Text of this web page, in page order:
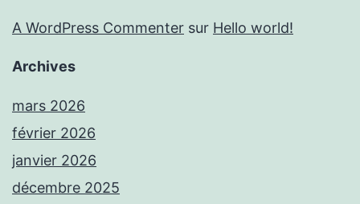
A WordPress Commenter sur Hello world!
Archives
mars 2026
février 2026
janvier 2026
décembre 2025